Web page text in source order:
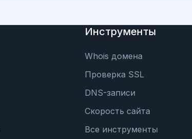
Инструменты
Whois домена
Проверка SSL
DNS-записи
Скорость сайта
Все инструменты